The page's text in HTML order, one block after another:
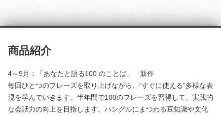
商品紹介
4～9月：「あなたと語る100 のことば」 新作
毎回ひとつのフレーズを取り上げながら、“すぐに使える”多様な表
現を学んでいきます。半年間で100のフレーズを習得して、実践的
な会話力の向上を目指します。ハングルにまつわる豆知識や文化